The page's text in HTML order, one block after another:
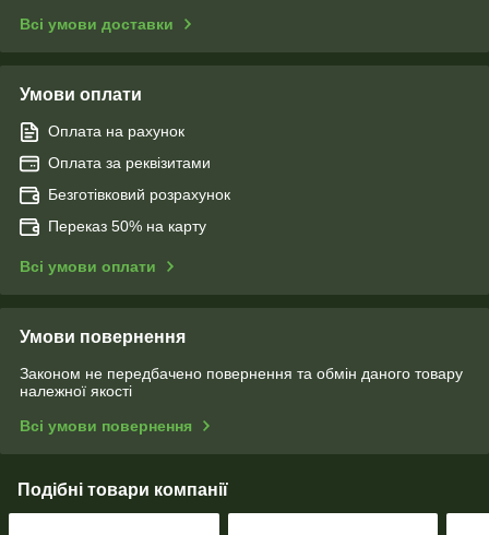
Всі умови доставки
Умови оплати
Оплата на рахунок
Оплата за реквізитами
Безготівковий розрахунок
Переказ 50% на карту
Всі умови оплати
Умови повернення
Законом не передбачено повернення та обмін даного товару
належної якості
Всі умови повернення
Подібні товари компанії